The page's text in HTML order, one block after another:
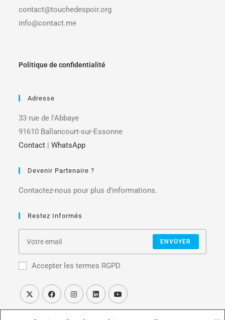
contact@touchedespoir.org
info@contact.me
Politique de confidentialité
Adresse
33 rue de l'Abbaye
91610 Ballancourt-sur-Essonne
Contact |WhatsApp
Devenir Partenaire ?
Contactez-nous pour plus d'informations.
Restez Informés
ENVOYER
Accepter les termes RGPD